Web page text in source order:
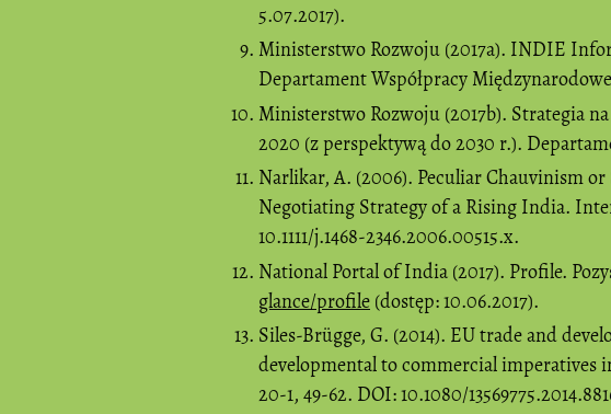
5.07.2017).
Ministerstwo Rozwoju (2017a). INDIE
Departament Współpracy
Ministerstwo Rozwoju (2017b). Strategia
2020 (z perspektywą do 2030 r.).
Narlikar, A. (2006). Peculiar Chauvinism
Negotiating Strategy of a Rising India.
10.1111/j.1468-2346.2006.00515.x.
National Portal of India (2017). Profile.
glance/profile (dostęp: 10.06.2017).
Siles-Brügge, G. (2014). EU trade and
developmental to commercial imperatives
20-1, 49-62. DOI: 10.1080/